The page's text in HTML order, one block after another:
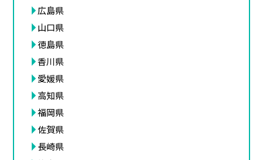
広島県
山口県
徳島県
香川県
愛媛県
高知県
福岡県
佐賀県
長崎県